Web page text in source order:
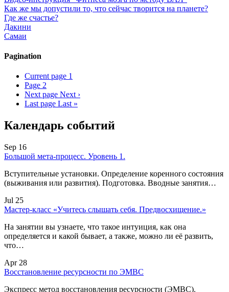
Как же мы допустили то, что сейчас творится на планете?
Где же счастье?
Дакини
Самаи
Pagination
Current page 1
Page 2
Next page Next ›
Last page Last »
Календарь событий
Sep 16
Большой мета-процесс. Уровень 1.
Вступительные установки. Определение коренного состояния
(выживания или развития). Подготовка. Вводные занятия…
Jul 25
Мастер-класс «Учитесь слышать себя. Предвосхищение.»
На занятии вы узнаете, что такое интуиция, как она
определяется и какой бывает, а также, можно ли её развить,
что…
Apr 28
Восстановление ресурсности по ЭМВС
Экспресс метод восстановления ресурсности (ЭМВС).